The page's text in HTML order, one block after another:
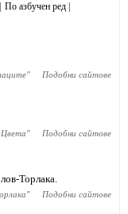
По азбучен ред
" Подобни сайтове
" Подобни сайтове
Торлака.
" Подобни сайтове